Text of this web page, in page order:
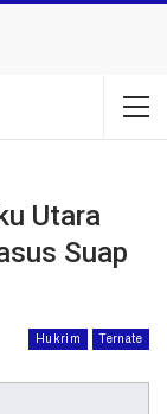
Utara
Suap
Hukrim Ternate